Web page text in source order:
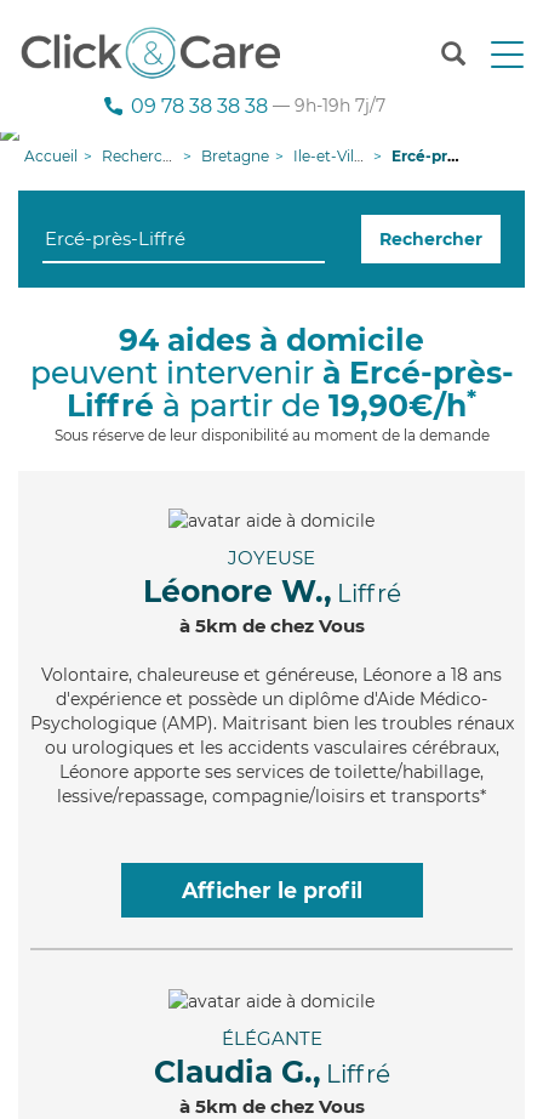
T
n
g
i
09 78 38 38 38 — 9h-19h 7j/7
Accueil Recherche aide à domicile Bretagne Ile-et-Vilaine Ercé-près-Liffré
Rechercher
94 aides à domicile
peuvent intervenir à Ercé-près-
Liffré à partir de 19,90€/h*
Sous réserve de leur disponibilité au moment de la demande
JOYEUSE
Léonore W., Liffré
à 5km de chez Vous
Volontaire, chaleureuse et généreuse, Léonore a 18 ans
d'expérience et possède un diplôme d'Aide Médico-
Psychologique (AMP). Maitrisant bien les troubles rénaux
ou urologiques et les accidents vasculaires cérébraux,
Léonore apporte ses services de toilette/habillage,
lessive/repassage, compagnie/loisirs et transports*
Afficher le profil
ÉLÉGANTE
Claudia G., Liffré
à 5km de chez Vous